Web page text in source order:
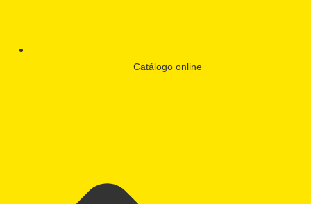
Catálogo online